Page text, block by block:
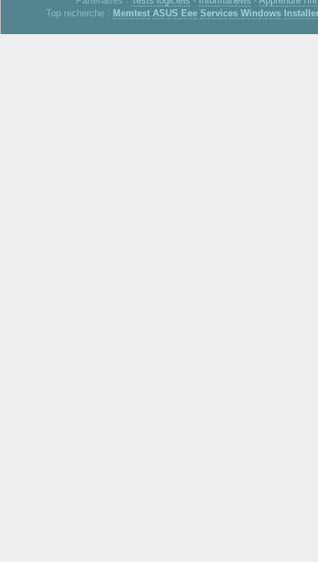
Top recherche : Memtest ASUS Eee Services Windows